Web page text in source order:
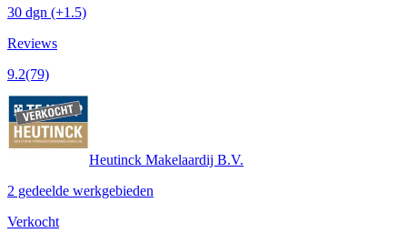
30 dgn (+1.5)
Reviews
9.2(79)
Heutinck Makelaardij B.V.
2 gedeelde werkgebieden
Verkocht